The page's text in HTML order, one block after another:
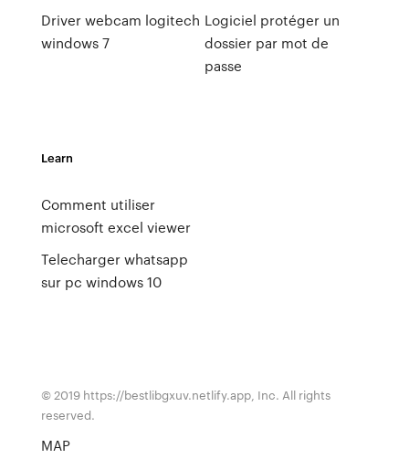
Driver webcam logitech
windows 7
Logiciel protéger un
dossier par mot de
passe
Learn
Comment utiliser
microsoft excel viewer
Telecharger whatsapp
sur pc windows 10
© 2019 https://bestlibgxuv.netlify.app, Inc. All rights
reserved.
MAP